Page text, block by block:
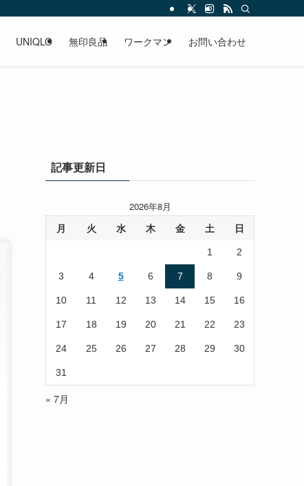
UNIQLO 無印良品 ワークマン お問い合わせ
記事更新日
2026年8月
月 火 水 木 金 土 日
1 2
3 4 5 6 7 8 9
10 11 12 13 14 15 16
17 18 19 20 21 22 23
24 25 26 27 28 29 30
31
« 7月